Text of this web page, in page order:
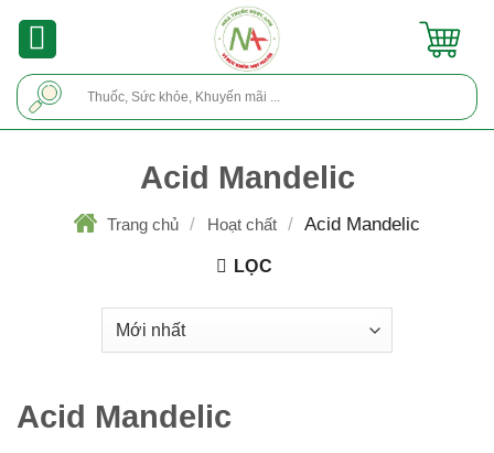
Acid Mandelic
Trang chủ / Hoạt chất / Acid Mandelic
LỌC
Acid Mandelic